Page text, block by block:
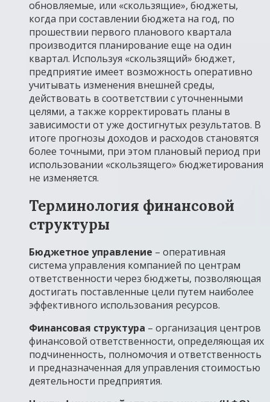
обновляемые, или «скользящие», бюджеты,
когда при составлении бюджета на год, по
прошествии первого планового квартала
производится планирование еще на один
квартал. Используя «скользящий» бюджет,
предприятие имеет возможность оперативно
учитывать изменения внешней среды,
действовать в соответствии с уточненными
целями, а также корректировать планы в
зависимости от уже достигнутых результатов. В
итоге прогнозы доходов и расходов становятся
более точными, при этом плановый период при
использовании «скользящего» бюджетирования
не изменяется.
Терминология финансовой
структуры
Бюджетное управление – оперативная
система управления компанией по центрам
ответственности через бюджеты, позволяющая
достигать поставленные цели путем наиболее
эффективного использования ресурсов.
Финансовая структура – организация центров
финансовой ответственности, определяющая их
подчиненность, полномочия и ответственность
и предназначенная для управления стоимостью
деятельности предприятия.